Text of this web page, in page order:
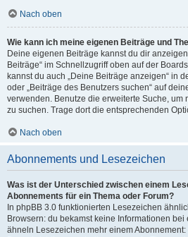
Nach oben
Wie kann ich meine eigenen Beiträge und
Deine eigenen Beiträge kannst du dir
Beiträge“ im Schnellzugriff oben auf der
kannst du auch „Deine Beiträge anzeigen“ in
oder „Beiträge des Benutzers suchen“ auf
verwenden. Benutze die erweiterte Suche, um
zu suchen. Trage dort die entsprechenden
Nach oben
Abonnements und Lesezeichen
Was ist der Unterschied zwischen einem
Abonnements für ein Thema oder Forum?
In phpBB 3.0 funktionierten Lesezeichen
Browsern: du bekamst keine Informationen
ähneln Lesezeichen mehr einem Abonnement: